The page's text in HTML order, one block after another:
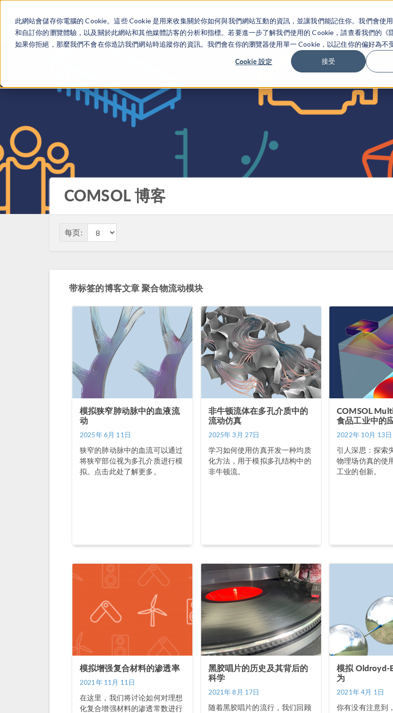
此網站會儲存你電腦的 Cookie。這些 Cookie 是用來收集關於你如何與我們網站互動的資訊，並讓我們能記住你。我們會使
和自訂你的瀏覽體驗，以及關於此網站和其他媒體訪客的分析和指標。若要進一步了解我們使用的 Cookie，請查看我們的《
如果你拒絕，那麼我們不會在你造訪我們網站時追蹤你的資訊。我們會在你的瀏覽器使用單一 Cookie，以記住你的偏好為不
Cookie 設定 接受
产品
COMSOL 博客
每页:
带标签的博客文章 聚合物流动模块
模拟狭窄肺动脉中的血液流
动
2025年 6月 11日
狭窄的肺动脉中的血流可以通过
将狭窄部位视为多孔介质进行模
拟。点击此处了解更多。
非牛顿流体在多孔介质中的
流动仿真
2025年 3月 27日
学习如何使用仿真开发一种均质
化方法，用于模拟多孔结构中的
非牛顿流。
COMSOL
食品工业中的
2022年 10月 13日
引人深思：探索
物理场仿真的使
工业的创新。
模拟增强复合材料的渗透率
2021年 11月 11日
在这里，我们将讨论如何对理想
化复合增强材料的渗透常数进行
黑胶唱片的历史及其背后的
科学
2021年 8月 17日
随着黑胶唱片的流行，我们回顾
模拟 Oldroyd-
为
2021年 4月 1日
你有没有注意到